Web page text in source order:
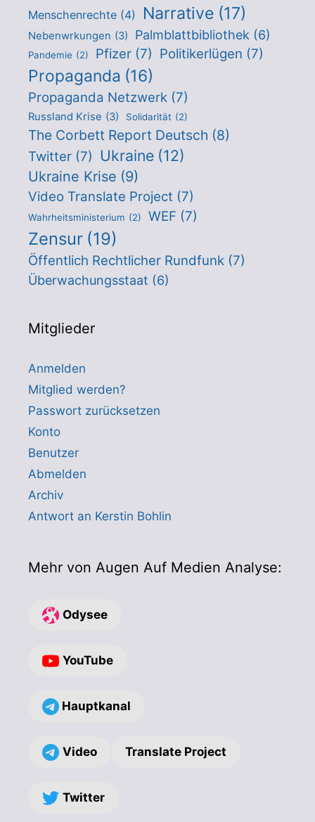
Menschenrechte (4) Narrative (17)
Nebenwrkungen (3) Palmblattbibliothek (6)
Pandemie (2) Pfizer (7) Politikerlügen (7)
Propaganda (16)
Propaganda Netzwerk (7)
Russland Krise (3) Solidarität (2)
The Corbett Report Deutsch (8)
Twitter (7) Ukraine (12)
Ukraine Krise (9)
Video Translate Project (7)
Wahrheitsministerium (2) WEF (7)
Zensur (19)
Öffentlich Rechtlicher Rundfunk (7)
Überwachungsstaat (6)
Mitglieder
Anmelden
Mitglied werden?
Passwort zurücksetzen
Konto
Benutzer
Abmelden
Archiv
Antwort an Kerstin Bohlin
Mehr von Augen Auf Medien Analyse:
Odysee
YouTube
Hauptkanal
Video Translate Project
Twitter